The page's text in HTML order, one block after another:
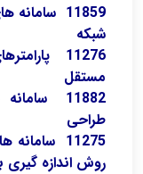
11859
شبکه
11276
مستقل
11882
طراحی
11275
روش اندازه گیری